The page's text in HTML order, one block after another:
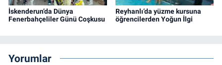
İskenderun’da Dünya
Fenerbahçeliler Günü Coşkusu
Reyhanlı’da yüzme kursuna
öğrencilerden Yoğun İlgi
Yorumlar